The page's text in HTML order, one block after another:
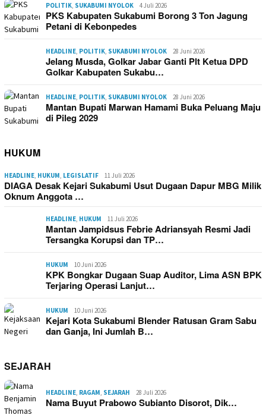
POLITIK SUKABUMI NYOLOK 4 Juli 2026
PKS Kabupaten Sukabumi Borong 3 Ton Jagung
Petani di Kebonpedes
HEADLINE POLITIK SUKABUMI NYOLOK 28 Juni 2026
Jelang Musda, Golkar Jabar Ganti Plt Ketua DPD
Golkar Kabupaten Sukabu…
HEADLINE POLITIK SUKABUMI NYOLOK 28 Juni 2026
Mantan Bupati Marwan Hamami Buka Peluang Maju
di Pileg 2029
HUKUM
HEADLINE HUKUM LEGISLATIF 11 Juli 2026
DIAGA Desak Kejari Sukabumi Usut Dugaan Dapur MBG Milik
Oknum Anggota …
HEADLINE HUKUM 11 Juli 2026
Mantan Jampidsus Febrie Adriansyah Resmi Jadi
Tersangka Korupsi dan TP…
HUKUM 10 Juni 2026
KPK Bongkar Dugaan Suap Auditor, Lima ASN BPK
Terjaring Operasi Lanjut…
HUKUM 10 Juni 2026
Kejari Kota Sukabumi Blender Ratusan Gram Sabu
dan Ganja, Ini Jumlah B…
SEJARAH
HEADLINE RAGAM SEJARAH 28 Juli 2026
Nama Buyut Prabowo Subianto Disorot, Dik…